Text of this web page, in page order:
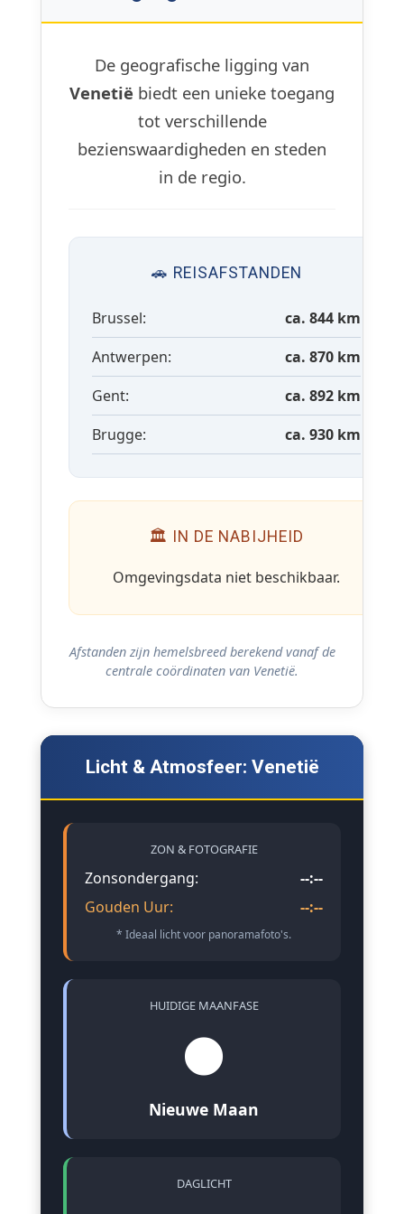
De geografische ligging van
Venetië biedt een unieke toegang
tot verschillende
bezienswaardigheden en steden
in de regio.
🚗 REISAFSTANDEN
Brussel:
ca. 844 km
Antwerpen:
ca. 870 km
Gent:
ca. 892 km
Brugge:
ca. 930 km
🏛 IN DE NABIJHEID
Omgevingsdata niet beschikbaar.
Afstanden zijn hemelsbreed berekend vanaf de
centrale coördinaten van Venetië.
Licht & Atmosfeer: Venetië
ZON & FOTOGRAFIE
Zonsondergang:
--:--
Gouden Uur:
--:--
* Ideaal licht voor panoramafoto's.
HUIDIGE MAANFASE
🌑
Nieuwe Maan
DAGLICHT